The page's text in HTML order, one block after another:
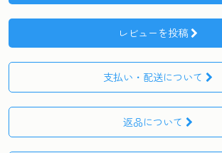
レビューを投稿
支払い・配送について
返品について